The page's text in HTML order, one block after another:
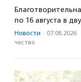
по 16 августа в
Новости · 07.08.2026 ·
чест­во